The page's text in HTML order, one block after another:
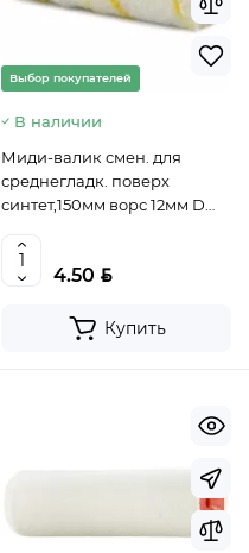
Выбор покупателей
В наличии
Миди-валик смен. для
среднегладк. поверх
синтет,150мм ворс 12мм D
MTX, 80838
4.50 BYN
Купить